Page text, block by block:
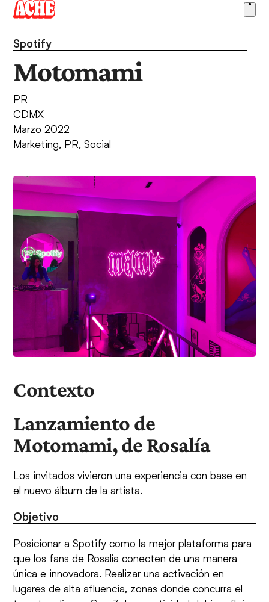
Skip
content
Spotify
Motomami
PR
CDMX
Marzo 2022
Marketing, PR, Social
Contexto
Lanzamiento de
Motomami, de Rosalía
Los invitados vivieron una experiencia con base en
el nuevo álbum de la artista.
Objetivo
Posicionar a Spotify como la mejor plataforma para
que los fans de Rosalía conecten de una manera
única e innovadora. Realizar una activación en
lugares de alta afluencia, zonas donde concurra el